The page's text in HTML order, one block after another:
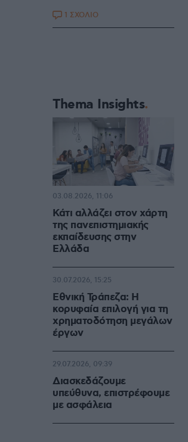
1 ΣΧΟΛΙΟ
Thema Insights
Κάτι αλλάζει στον χάρτη
της πανεπιστημιακής
εκπαίδευσης στην
Ελλάδα
03.08.2026, 11:06
Εθνική Τράπεζα: Η
κορυφαία επιλογή για τη
χρηματοδότηση μεγάλων
έργων
30.07.2026, 15:25
Διασκεδάζουμε
υπεύθυνα, επιστρέφουμε
με ασφάλεια
29.07.2026, 09:39